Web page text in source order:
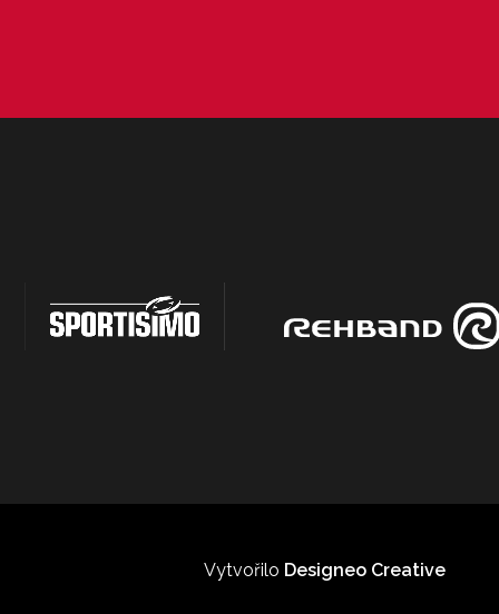
Vytvořilo Designeo Creative